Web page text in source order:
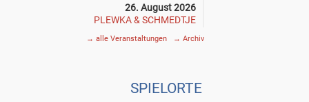
26. August 2026
PLEWKA & SCHMEDTJE
29. August 2026
→ alle Veranstaltungen → Archiv
SPIELORTE